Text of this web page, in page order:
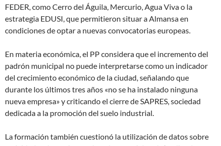
FEDER, como Cerro del Águila, Mercurio, Agua Viva o la
estrategia EDUSI, que permitieron situar a Almansa en
condiciones de optar a nuevas convocatorias europeas.
En materia económica, el PP considera que el incremento del
padrón municipal no puede interpretarse como un indicador
del crecimiento económico de la ciudad, señalando que
durante los últimos tres años «no se ha instalado ninguna
nueva empresa» y criticando el cierre de SAPRES, sociedad
dedicada a la promoción del suelo industrial.
La formación también cuestionó la utilización de datos sobre